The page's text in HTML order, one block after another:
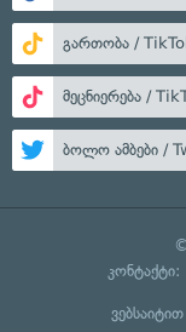
გართობა /
მეცნიერება /
ბოლო ამბები /
კონტაქტი: